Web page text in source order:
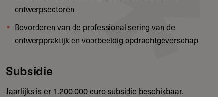
ontwerpsectoren
Bevorderen van de professionalisering van de
ontwerppraktijk en voorbeeldig opdrachtgeverschap
Subsidie
Jaarlijks is er 1.200.000 euro subsidie beschikbaar.